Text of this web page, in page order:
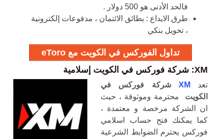
فالحد الأدنى هو 500 دولار .
طرق الايداع : بطائق الائتمان ، مدفوعات إلكترونية
، تحويل بنكي
تداول الفوركس في الكويت مع eToro
XM: شركة فوركس في الكويت إسلامية
تعد XM شركة فوركس في
الكويت محترمة وموثوقة ، حيث
ان الشركة مرخصة و معتمدة ،
كما يمكنك فتح حساب اسلامي
فوركس يحترم الضوابط الشرعية